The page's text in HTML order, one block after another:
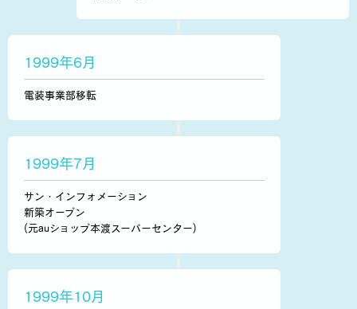
1999年6月
電装事業部移転
1999年7月
サン・インフォメーション
新築オープン
(元auショップ本渡スーパーセンター)
1999年10月